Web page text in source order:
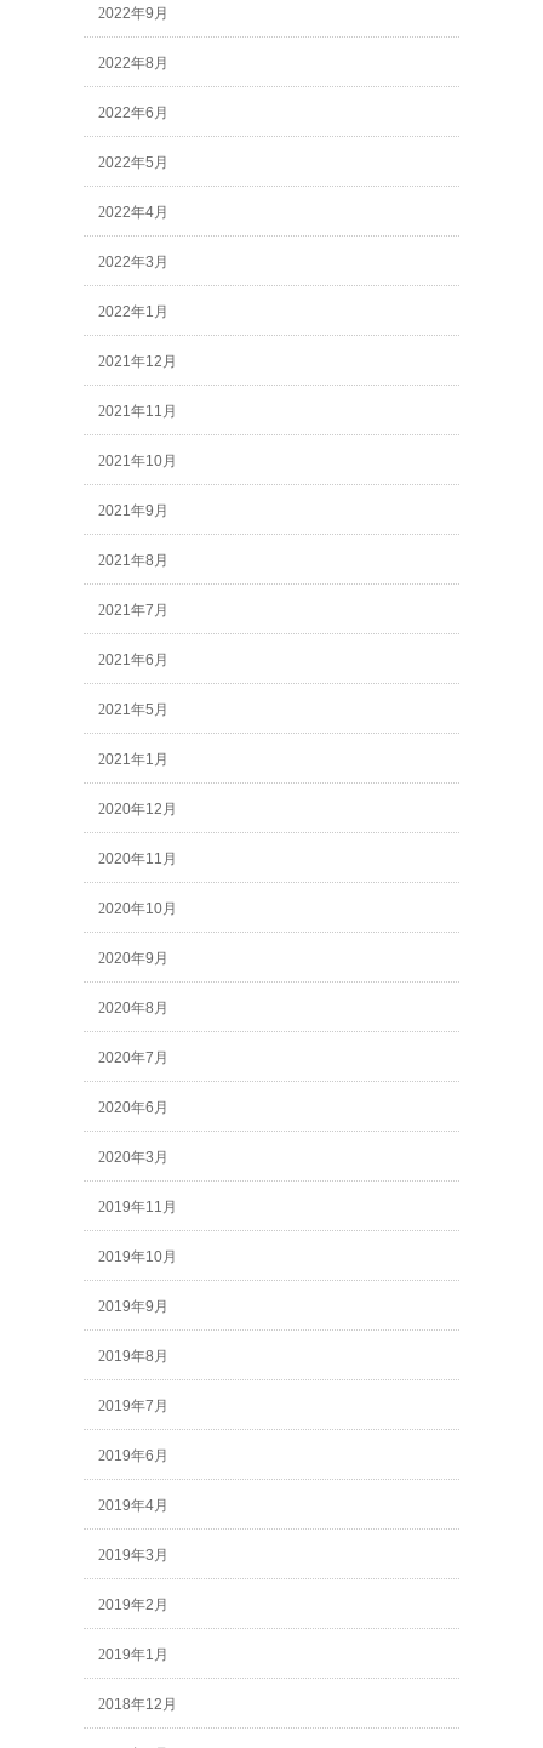
2022年9月
2022年8月
2022年6月
2022年5月
2022年4月
2022年3月
2022年1月
2021年12月
2021年11月
2021年10月
2021年9月
2021年8月
2021年7月
2021年6月
2021年5月
2021年1月
2020年12月
2020年11月
2020年10月
2020年9月
2020年8月
2020年7月
2020年6月
2020年3月
2019年11月
2019年10月
2019年9月
2019年8月
2019年7月
2019年6月
2019年4月
2019年3月
2019年2月
2019年1月
2018年12月